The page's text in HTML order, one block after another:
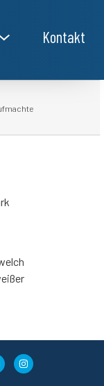
Kontakt